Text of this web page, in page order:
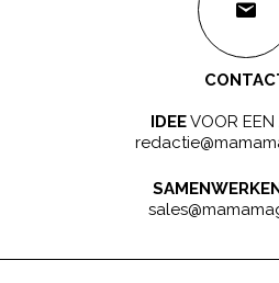
IDEEVOOR EEN